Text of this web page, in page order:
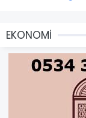
EKONOMİ